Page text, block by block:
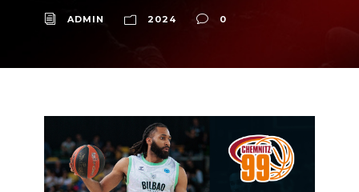
ADMIN 2024 0